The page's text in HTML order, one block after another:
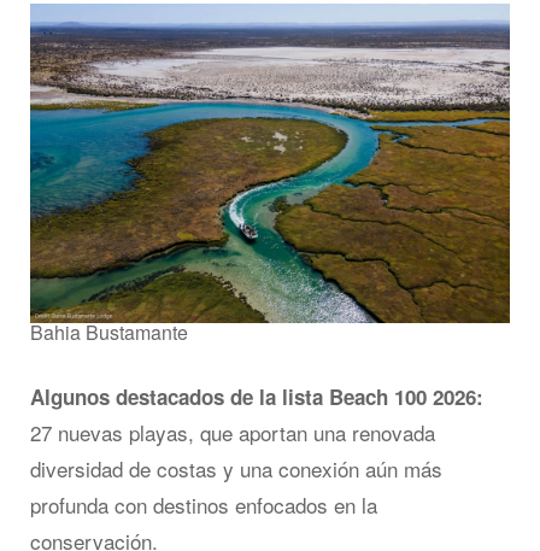
Bahia Bustamante
Algunos destacados de la lista Beach 100 2026:
27 nuevas playas, que aportan una renovada
diversidad de costas y una conexión aún más
profunda con destinos enfocados en la
conservación.